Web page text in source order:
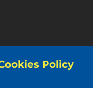
Policy